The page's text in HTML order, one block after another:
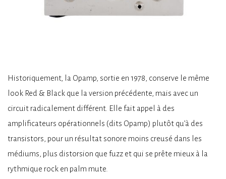
Historiquement, la Opamp, sortie en 1978, conserve le même
look Red & Black que la version précédente, mais avec un
circuit radicalement différent. Elle fait appel à des
amplificateurs opérationnels (dits Opamp) plutôt qu’à des
transistors, pour un résultat sonore moins creusé dans les
médiums, plus distorsion que fuzz et qui se prête mieux à la
rythmique rock en palm mute.